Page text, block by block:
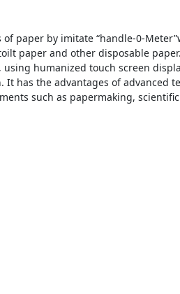
paper by imitate “handle-0-
paper and other disposable
humanized touch screen
has the advantages of advanced
such as papermaking,